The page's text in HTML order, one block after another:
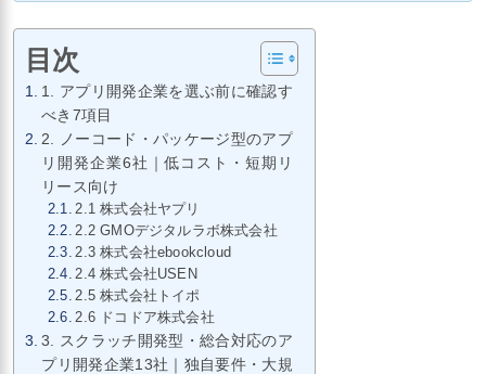
目次
1. アプリ開発企業を選ぶ前に確認す
べき7項目
2. ノーコード・パッケージ型のアプ
リ開発企業6社｜低コスト・短期リ
リース向け
2.1 株式会社ヤプリ
2.2 GMOデジタルラボ株式会社
2.3 株式会社ebookcloud
2.4 株式会社USEN
2.5 株式会社トイポ
2.6 ドコドア株式会社
3. スクラッチ開発型・総合対応のア
プリ開発企業13社｜独自要件・大規